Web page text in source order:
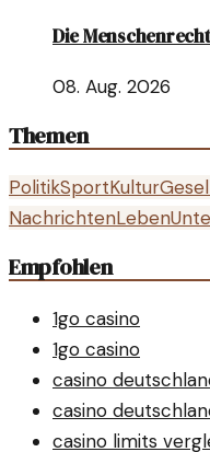
Die
08. Aug. 2026
Themen
PolitikSportKultur
NachrichtenLeben
Empfohlen
1go casino
1go casino
casino
casino
casino limits